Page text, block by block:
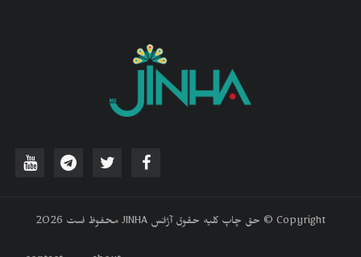
‫Copyright © حق چاپ کلیه حقوق آژانس JINHA محفوظ است 2026